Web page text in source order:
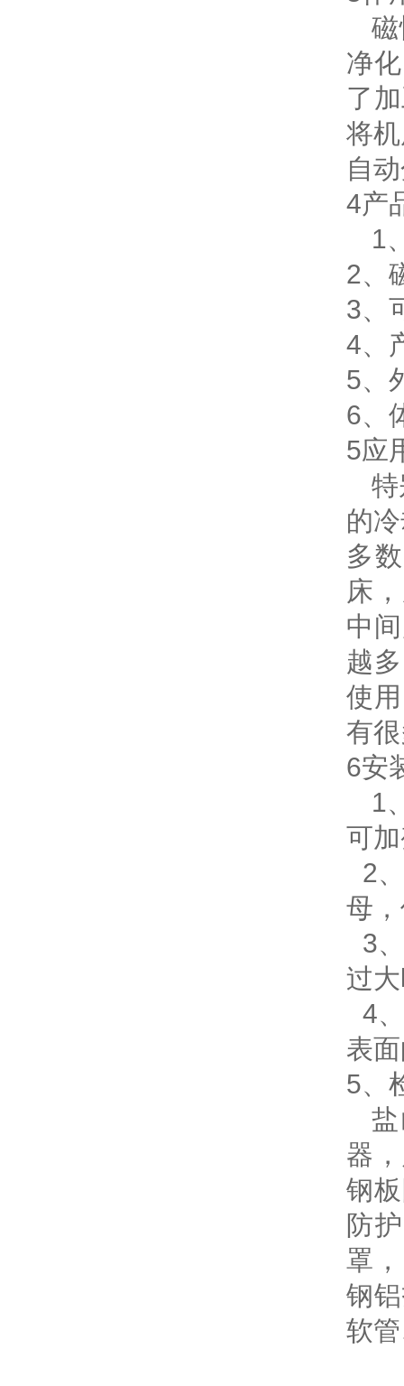
净
了
将
自
4产
1
2、
3、
4、
5、
6、
5应
的
多
床
中
越
使
有
6安
1
可
2
母
3
过
4
表
5、
器
钢
防
罩
钢
软